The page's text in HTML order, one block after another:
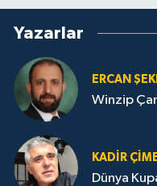
Yazarlar
ERCAN
Winzip
KADIR
Dünya